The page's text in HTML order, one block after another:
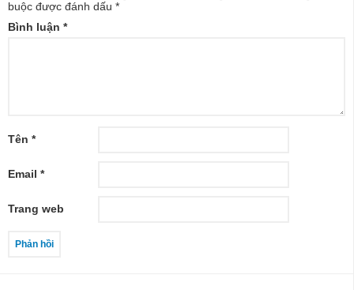
buộc được đánh dấu *
Bình luận *
Tên *
Email *
Trang web